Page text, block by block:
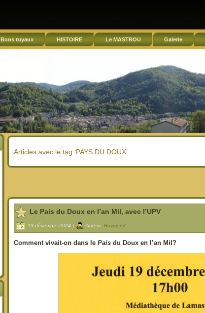
Bons tuyaux HISTOIRE Le MASTROU Galerie
Articles avec le tag ‘PAYS DU DOUX’
Le Pais du Doux en l’an Mil, avec l’UPV
13 décembre 2024 | Auteur: Raymond
Comment vivait-on dans le Pais du Doux en l’an Mil?